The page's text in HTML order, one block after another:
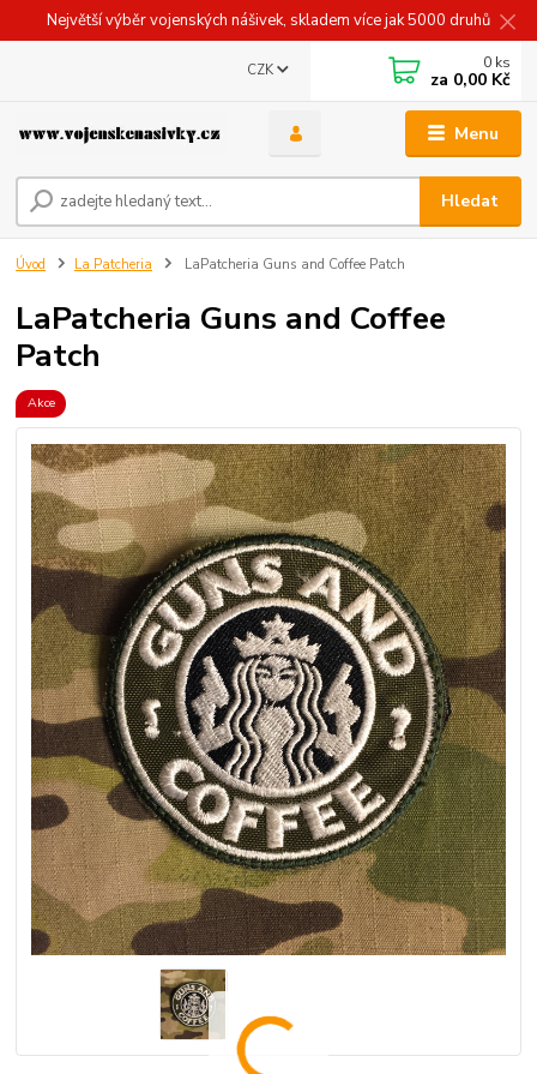
Největší výběr vojenských nášivek, skladem více jak 5000 druhů
Menu
CZK
Hledat
0 ks
za 0,00 Kč
Úvod La Patcheria LaPatcheria Guns and Coffee Patch
LaPatcheria Guns and Coffee
Patch
Akce